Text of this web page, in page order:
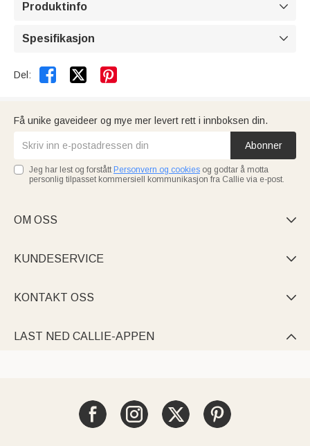
Produktinfo 
Spesifikasjon 
Del:  
Få unike gaveideer og mye mer levert rett i innboksen din.
Abonner
Jeg har lest og forstått Personvern og cookies og godtar å motta
personlig tilpasset kommersiell kommunikasjon fra Callie via e-post.
OM OSS 
KUNDESERVICE 
KONTAKT OSS 
LAST NED CALLIE-APPEN 